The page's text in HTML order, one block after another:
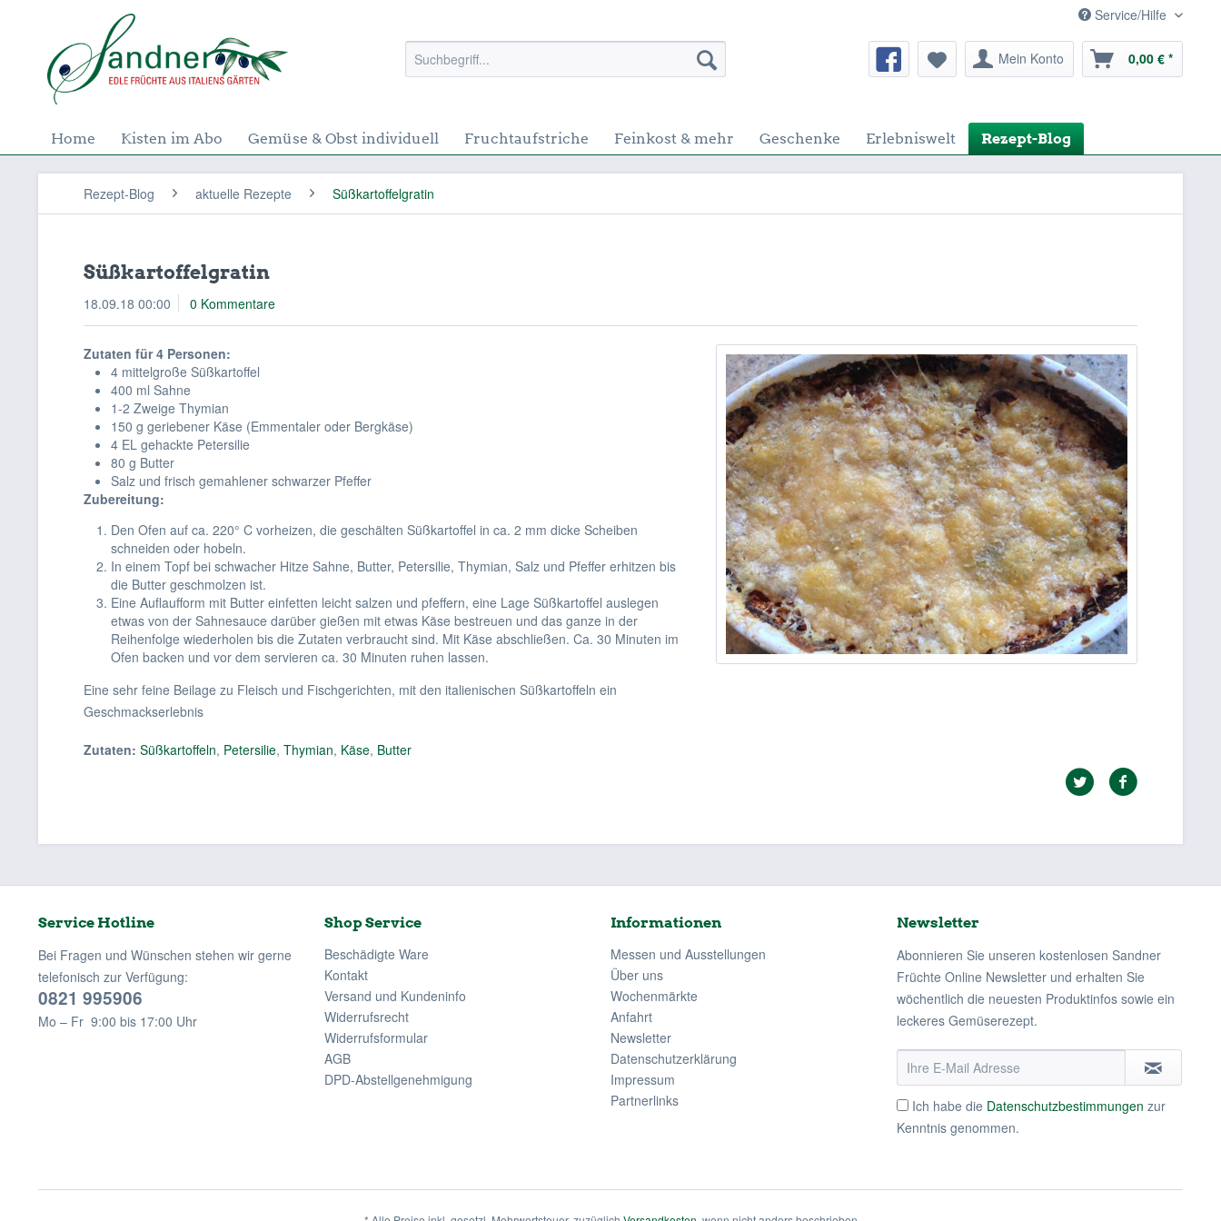
Service/Hilfe
Mein Konto 0,00 € *
Home Kisten im Abo Gemüse & Obst individuell Fruchtaufstriche Feinkost & mehr Geschenke Erlebniswelt Rezept-Blog
Rezept-Blog aktuelle Rezepte Süßkartoffelgratin
Süßkartoffelgratin
18.09.18 00:00 0 Kommentare
Zutaten für 4 Personen:
4 mittelgroße Süßkartoffel
400 ml Sahne
1-2 Zweige Thymian
150 g geriebener Käse (Emmentaler oder Bergkäse)
4 EL gehackte Petersilie
80 g Butter
Salz und frisch gemahlener schwarzer Pfeffer
Zubereitung:
Den Ofen auf ca. 220° C vorheizen, die geschälten Süßkartoffel in ca. 2 mm dicke Scheiben
schneiden oder hobeln.
In einem Topf bei schwacher Hitze Sahne, Butter, Petersilie, Thymian, Salz und Pfeffer erhitzen bis
die Butter geschmolzen ist.
Eine Auflaufform mit Butter einfetten leicht salzen und pfeffern, eine Lage Süßkartoffel auslegen
etwas von der Sahnesauce darüber gießen mit etwas Käse bestreuen und das ganze in der
Reihenfolge wiederholen bis die Zutaten verbraucht sind. Mit Käse abschließen. Ca. 30 Minuten im
Ofen backen und vor dem servieren ca. 30 Minuten ruhen lassen.
Eine sehr feine Beilage zu Fleisch und Fischgerichten, mit den italienischen Süßkartoffeln ein
Geschmackserlebnis
Zutaten: Süßkartoffeln, Petersilie, Thymian, Käse, Butter
Service Hotline
Bei Fragen und Wünschen stehen wir gerne
telefonisch zur Verfügung:
0821 995906
Mo – Fr 9:00 bis 17:00 Uhr
Shop Service
Beschädigte Ware
Kontakt
Versand und Kundeninfo
Widerrufsrecht
Widerrufsformular
AGB
DPD-Abstellgenehmigung
Informationen
Messen und Ausstellungen
Über uns
Wochenmärkte
Anfahrt
Newsletter
Datenschutzerklärung
Impressum
Partnerlinks
Newsletter
Abonnieren Sie unseren kostenlosen Sandner
Früchte Online Newsletter und erhalten Sie
wöchentlich die neuesten Produktinfos sowie ein
leckeres Gemüserezept.
Ich habe die Datenschutzbestimmungen zur
Kenntnis genommen.